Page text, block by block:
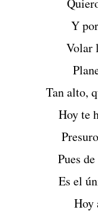
Y
Volar
Tan alto,
Hoy te
Pues
Es el
Hoy